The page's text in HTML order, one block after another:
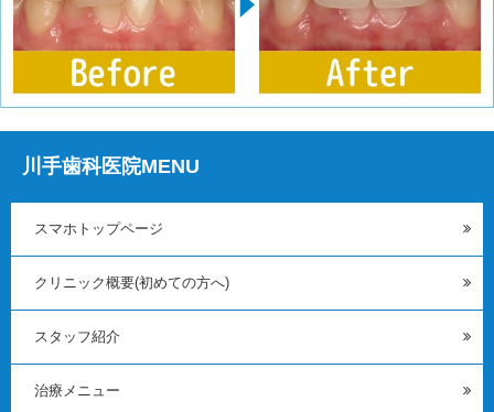
川手歯科医院MENU
スマホトップページ
クリニック概要(初めての方へ)
スタッフ紹介
治療メニュー